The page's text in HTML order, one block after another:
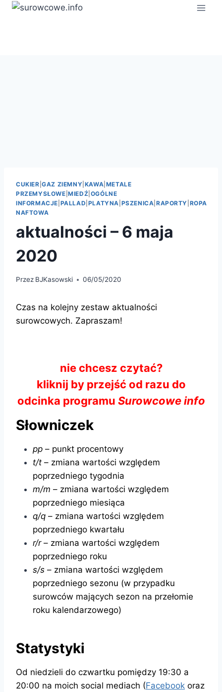
Przejdź
CUKIER |GAZ ZIEMNY KAWA METALE
PRZEMYSŁOWE |MIEDŹ OGÓLNE
INFORMACJE PALLAD PLATYNA PSZENICA RAPORTY ROPA
NAFTOWA
aktualności – 6 maja
2020
Przez BJKasowski 06/05/2020
Czas na kolejny zestaw aktualności
surowcowych. Zapraszam!
nie chcesz czytać?
kliknij by przejść od razu do
odcinka programu Surowcowe info
Słowniczek
pp – punkt procentowy
t/t – zmiana wartości względem
poprzedniego tygodnia
m/m – zmiana wartości względem
poprzedniego miesiąca
q/q – zmiana wartości względem
poprzedniego kwartału
r/r– zmiana wartości względem
poprzedniego roku
s/s – zmiana wartości względem
poprzedniego sezonu (w przypadku
surowców mających sezon na przełomie
roku kalendarzowego)
Statystyki
Od niedzieli do czwartku pomiędzy 19:30 a
20:00 na moich social mediach (Facebook oraz